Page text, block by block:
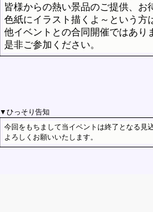
皆様からの熱い景品のご提供、お
色紙にイラスト描くよ～という方
他イベントとの合同開催ではあり
是非ご参加ください。
▼ひっそり告知
今回をもちまして当イベントは終了となる見
よろしくお願いいたします。